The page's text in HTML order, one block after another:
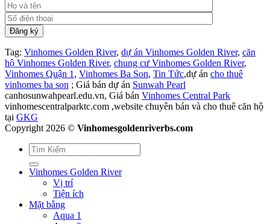
Tag: Vinhomes Golden River, dự án Vinhomes Golden River, căn
hộ Vinhomes Golden River, chung cư Vinhomes Golden River,
Vinhomes Quận 1 , Vinhomes Ba Son, Tin Tức,dự án cho thuê
vinhomes ba son ; Giá bán dự án Sunwah Pearl
canhosunwahpearl.edu.vn, Giá bán Vinhomes Central Park
vinhomescentralparktc.com ,website chuyên bán và cho thuê căn hộ
tại GKG
Copyright 2026 © Vinhomesgoldenriverbs.com
Vinhomes Golden River
Vị trí
Tiện ích
Mặt bằng
Aqua 1